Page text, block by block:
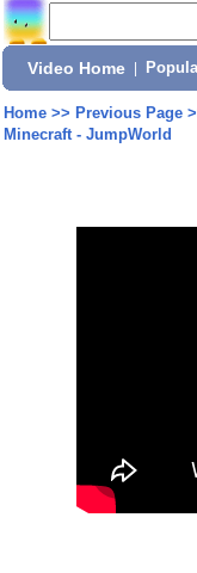
Video Home
Home>> Previous Page
Minecraft - JumpWorld